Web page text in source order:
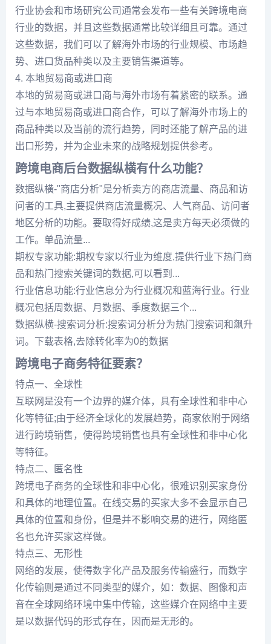
行业协会和市场研究公司通常会发布一些有关跨境电商
行业的数据，并且这些数据通常比较详细且可靠。通过
这些数据，我们可以了解海外市场的行业规模、市场趋
势、进口货品种类以及主要销售渠道等。
4. 本地贸易商或进口商
本地的贸易商或进口商与海外市场有着紧密的联系。通
过与本地贸易商或进口商合作，可以了解海外市场上的
商品种类以及当前的流行趋势，同时还能了解产品的进
出口形势，并为企业未来的战略规划提供参考。
跨境电商后台数据纵横有什么功能？
数据纵横-"商店分析"是分析卖方的商店流量、商品和访
问者的工具,主要提供商店流量概况、人气商品、访问者
地区分析的功能。要取得好成绩,这是卖方每天必须做的
工作。单品流量...
期权专家功能:期权专家以行业为维度,提供行业下热门商
品和热门搜索关键词的数据,可以看到...
行业信息功能:行业信息分为行业概况和蓝海行业。行业
概况包括周数据、月数据、季度数据三个...
数据纵横-搜索词分析:搜索词分析分为热门搜索词和飙升
词。下载表格,去除转化率为0的数据
跨境电子商务特征要素？
特点一、全球性
互联网是没有一个边界的媒介体，具有全球性和非中心
化等特征;由于经济全球化的发展趋势，商家依附于网络
进行跨境销售，使得跨境销售也具有全球性和非中心化
等特征。
特点二、匿名性
跨境电子商务的全球性和非中心化，很难识别买家身份
和具体的地理位置。在线交易的买家大多不会显示自己
具体的位置和身份，但是并不影响交易的进行，网络匿
名也允许买家这样做。
特点三、无形性
网络的发展，使得数字化产品及服务传输盛行，而数字
化传输则是通过不同类型的媒介，如：数据、图像和声
音在全球网络环境中集中传输，这些媒介在网络中主要
是以数据代码的形式存在，因而是无形的。